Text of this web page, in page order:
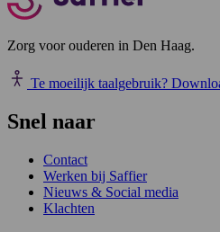
Zorg voor ouderen in Den Haag.
Te moeilijk taalgebruik?
Snel naar
Contact
Werken bij Saffier
Nieuws & Social media
Klachten